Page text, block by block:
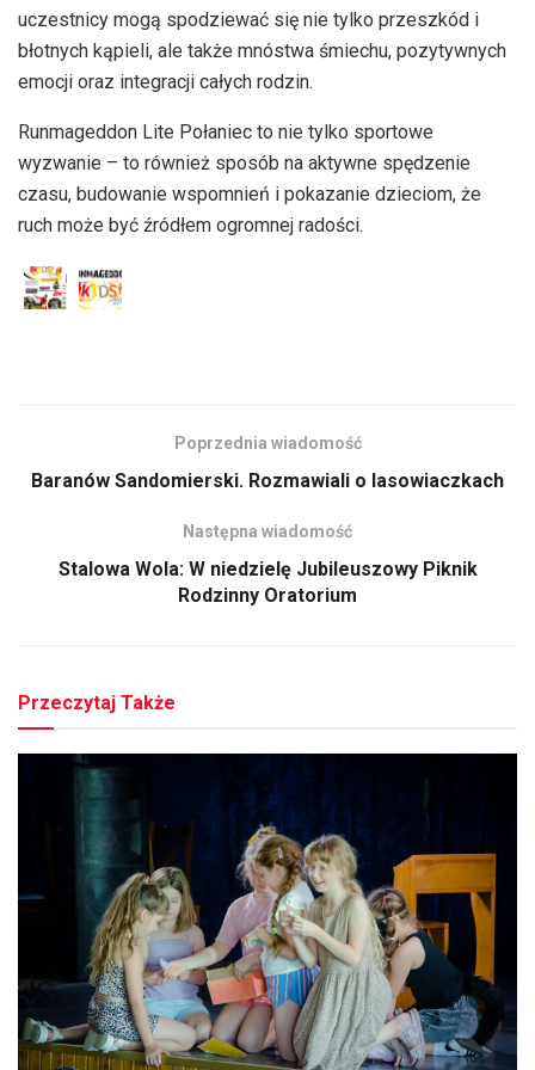
uczestnicy mogą spodziewać się nie tylko przeszkód i
błotnych kąpieli, ale także mnóstwa śmiechu, pozytywnych
emocji oraz integracji całych rodzin.
Runmageddon Lite Połaniec to nie tylko sportowe
wyzwanie – to również sposób na aktywne spędzenie
czasu, budowanie wspomnień i pokazanie dzieciom, że
ruch może być źródłem ogromnej radości.
Poprzednia wiadomość
Baranów Sandomierski. Rozmawiali o lasowiaczkach
Następna wiadomość
Stalowa Wola: W niedzielę Jubileuszowy Piknik
Rodzinny Oratorium
Przeczytaj Także